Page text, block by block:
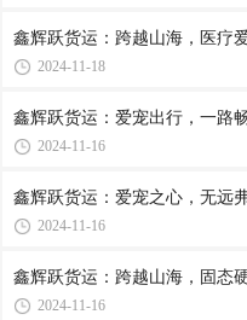
鑫辉跃货运：跨越山海，医疗
2024-11-18
鑫辉跃货运：爱宠出行，一
2024-11-16
鑫辉跃货运：爱宠之心，无远
2024-11-16
鑫辉跃货运：跨越山海，固
2024-11-16